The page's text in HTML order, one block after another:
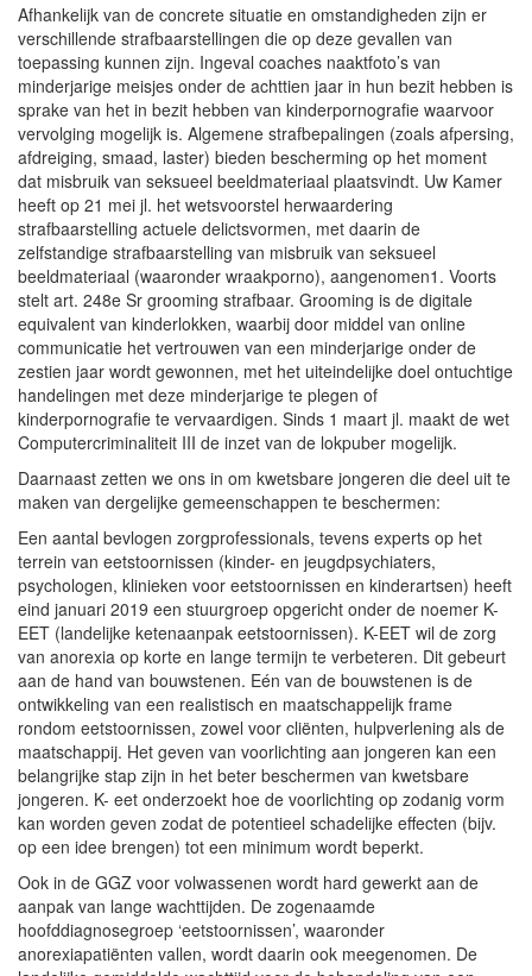
Afhankelijk van de concrete situatie en omstandigheden zijn er
verschillende strafbaarstellingen die op deze gevallen van
toepassing kunnen zijn. Ingeval coaches naaktfoto’s van
minderjarige meisjes onder de achttien jaar in hun bezit hebben is
sprake van het in bezit hebben van kinderpornografie waarvoor
vervolging mogelijk is. Algemene strafbepalingen (zoals afpersing,
afdreiging, smaad, laster) bieden bescherming op het moment
dat misbruik van seksueel beeldmateriaal plaatsvindt. Uw Kamer
heeft op 21 mei jl. het wetsvoorstel herwaardering
strafbaarstelling actuele delictsvormen, met daarin de
zelfstandige strafbaarstelling van misbruik van seksueel
beeldmateriaal (waaronder wraakporno), aangenomen1. Voorts
stelt art. 248e Sr grooming strafbaar. Grooming is de digitale
equivalent van kinderlokken, waarbij door middel van online
communicatie het vertrouwen van een minderjarige onder de
zestien jaar wordt gewonnen, met het uiteindelijke doel ontuchtige
handelingen met deze minderjarige te plegen of
kinderpornografie te vervaardigen. Sinds 1 maart jl. maakt de wet
Computercriminaliteit III de inzet van de lokpuber mogelijk.
Daarnaast zetten we ons in om kwetsbare jongeren die deel uit te
maken van dergelijke gemeenschappen te beschermen:
Een aantal bevlogen zorgprofessionals, tevens experts op het
terrein van eetstoornissen (kinder- en jeugdpsychiaters,
psychologen, klinieken voor eetstoornissen en kinderartsen) heeft
eind januari 2019 een stuurgroep opgericht onder de noemer K-
EET (landelijke ketenaanpak eetstoornissen). K-EET wil de zorg
van anorexia op korte en lange termijn te verbeteren. Dit gebeurt
aan de hand van bouwstenen. Eén van de bouwstenen is de
ontwikkeling van een realistisch en maatschappelijk frame
rondom eetstoornissen, zowel voor cliënten, hulpverlening als de
maatschappij. Het geven van voorlichting aan jongeren kan een
belangrijke stap zijn in het beter beschermen van kwetsbare
jongeren. K- eet onderzoekt hoe de voorlichting op zodanig vorm
kan worden geven zodat de potentieel schadelijke effecten (bijv.
op een idee brengen) tot een minimum wordt beperkt.
Ook in de GGZ voor volwassenen wordt hard gewerkt aan de
aanpak van lange wachttijden. De zogenaamde
hoofddiagnosegroep ‘eetstoornissen’, waaronder
anorexiapatiënten vallen, wordt daarin ook meegenomen. De